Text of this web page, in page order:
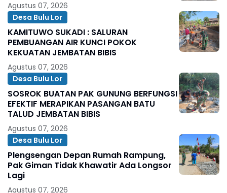
Agustus 07, 2026
Desa Bulu Lor
KAMITUWO SUKADI : SALURAN
PEMBUANGAN AIR KUNCI POKOK
KEKUATAN JEMBATAN BIBIS
Agustus 07, 2026
Desa Bulu Lor
SOSROK BUATAN PAK GUNUNG BERFUNGSI
EFEKTIF MERAPIKAN PASANGAN BATU
TALUD JEMBATAN BIBIS
Agustus 07, 2026
Desa Bulu Lor
Plengsengan Depan Rumah Rampung,
Pak Giman Tidak Khawatir Ada Longsor
Lagi
Agustus 07, 2026